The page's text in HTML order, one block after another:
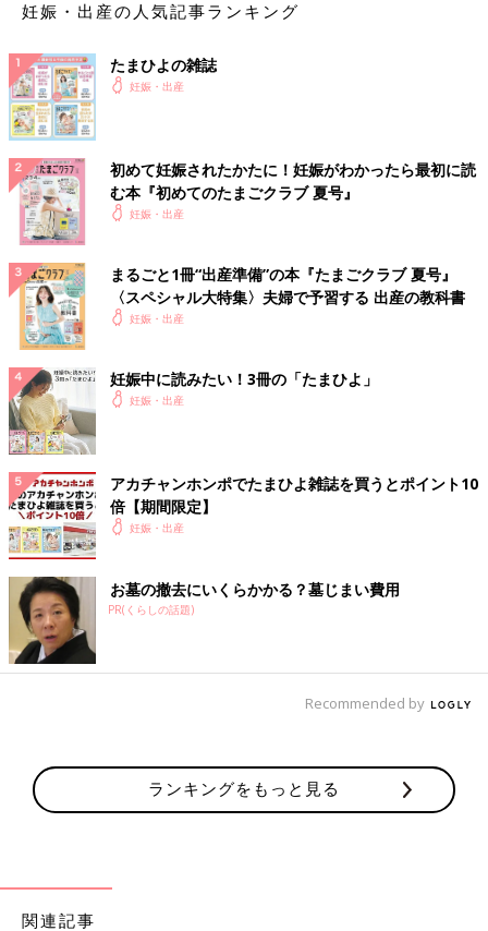
目を閉じると、世界が回る。ぐるぐるぐるぐる。目を開ける
と、すさまじい吐き気が襲う。私はベッドの中で丸まり、呻い
た。
「うぅーっ！ 気持ち悪いっ！」
誰でもいいから、なんでもするから、この状況をどうにかし
て！
妊娠三ヵ月目も半ば、私は会社にも行けず、ベッドで布団にく
るまっていた。
るのも、身の置きどころがない苦しさ。
これが……
つわり……。
部長と結婚するぞーって話になったのは、先週の火曜日のこと
だ。
そこから私の体調は、坂道を転げ落ちるように悪化していっ
た。
日々更新される吐き気の限界値。匂いに敏感になり、電車やス
ーパーは危険地帯。食べ物はあれもこれも食べられなくなってい
く……。
なにより、想像していたつわりと全然話が違う！
ほら、ドラマでよくあるじゃない。『うっ』て口を押さえて、
洗面所まで走っていく女子。後ろで男性が『おまえ……まさ
か！』みたいな？
あんなのはフィクションじゃい!! だって二十四時間、片時の
休みもなしに気持ち悪いんだもん!! 『うっ』なんてレベルじゃ
ないの！ 常時『おぇー』なの！
そして驚愕なのは、吐けないってことだった。つわりは気持ち
ネットで検索してみたところ、吐きまくりの人もいるらしい。
食べないと気持ち悪いって人も。そして、欠片も気持ち悪くなら
これでも、先週は無理くり出社していた。私の妊娠を知るの
妊娠・出産の人気記事ランキング
たまひよの雑誌
妊娠・出産
初めて妊娠されたかたに！妊娠がわかったら最初に読
む本『初めてのたまごクラブ 夏号』
妊娠・出産
まるごと1冊“出産準備”の本『たまごクラブ 夏号』
〈スペシャル大特集〉夫婦で予習する 出産の教科書
妊娠・出産
妊娠中に読みたい！3冊の「たまひよ」
妊娠・出産
アカチャンホンポでたまひよ雑誌を買うとポイント10
倍【期間限定】
妊娠・出産
お墓の撤去にいくらかかる？墓じまい費用
PR(くらしの話題)
Recommended by
ランキングをもっと見る
関連記事